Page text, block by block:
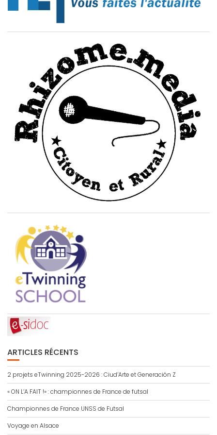
ARTICLES RÉCENTS
2 projets eTwinning 2025-2026 : Ciud’Arte et Generación Z
« ON L’A FAIT !» : championnes de France de futsal
Championnes de France UNSS de Futsal
Voyage en Alsace